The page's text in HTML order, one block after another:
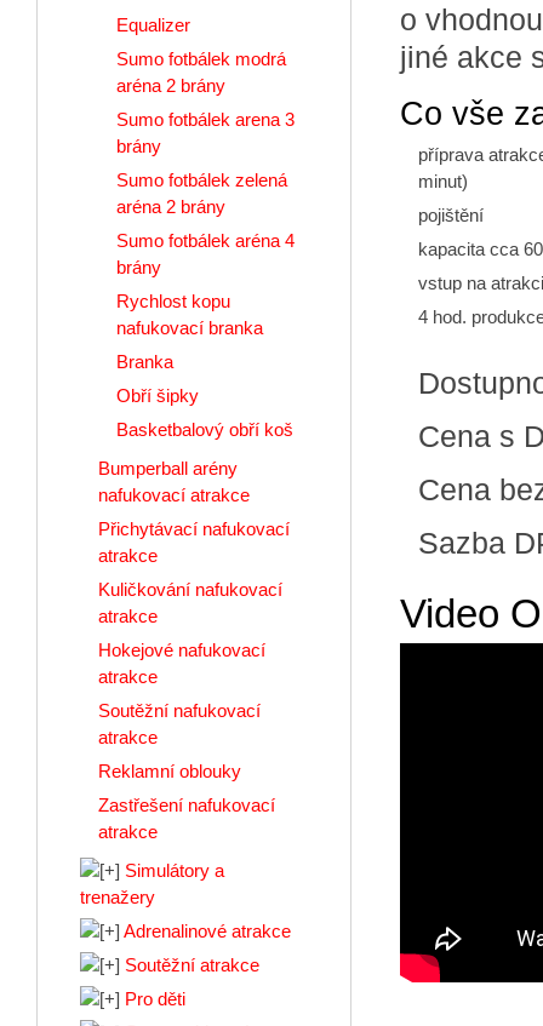
o
jiné akce
Co vše
příprava
minut)
pojištění
kapacita cca
vstup na
4 hod.
Cena s
Cena
Sazba
Video
Equalizer
Sumo fotbálek modrá
aréna 2 brány
Sumo fotbálek arena 3
brány
Sumo fotbálek zelená
aréna 2 brány
Sumo fotbálek aréna 4
brány
Rychlost kopu
nafukovací branka
Branka
Obří šipky
Basketbalový obří koš
Bumperball arény
nafukovací atrakce
Přichytávací nafukovací
atrakce
Kuličkování nafukovací
atrakce
Hokejové nafukovací
atrakce
Soutěžní nafukovací
atrakce
Reklamní oblouky
Zastřešení nafukovací
atrakce
Simulátory a
trenažery
Adrenalinové atrakce
Soutěžní atrakce
Pro děti